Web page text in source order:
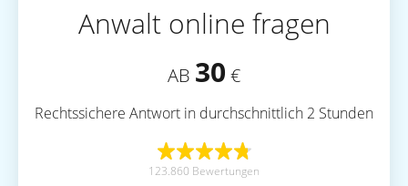
Anwalt online fragen
AB 30 €
Rechtssichere Antwort in durchschnittlich 2 Stunden
123.860 Bewertungen